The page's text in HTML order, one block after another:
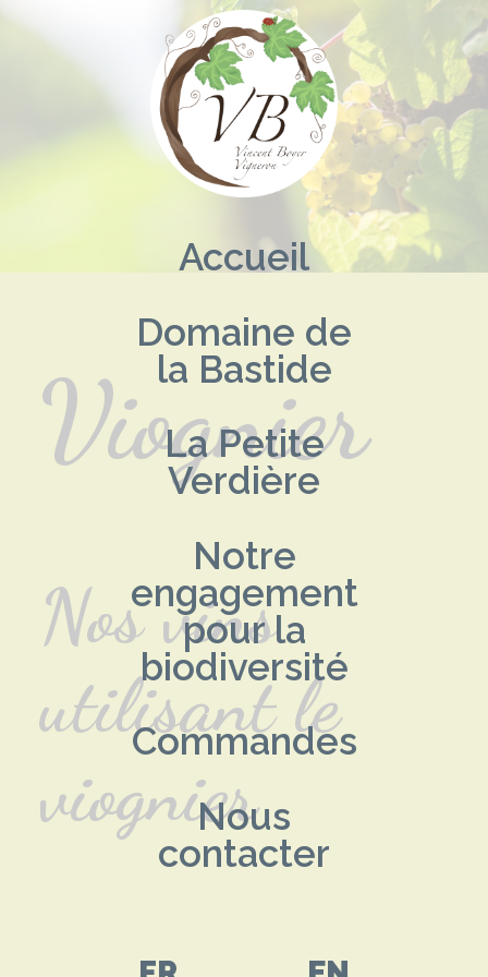
Aller
contenu
Accueil
Domaine de
la Bastide
La Petite
Verdière
Notre
engagement
pour la
biodiversité
Commandes
Nous
contacter
Viognier
Nos vins
utilisant le
viognier